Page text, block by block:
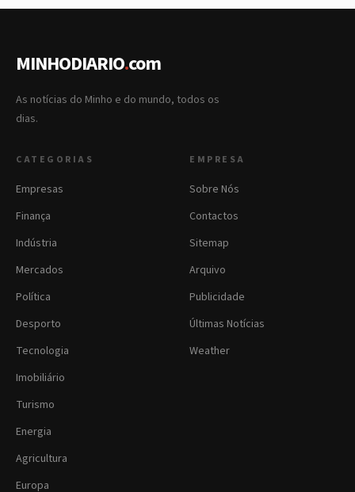
MINHODIARIO.com
As notícias do Minho e do mundo, todos os
dias.
CATEGORIAS
Empresas
Finança
Indústria
Mercados
Política
Desporto
Tecnologia
Imobiliário
Turismo
Energia
Agricultura
Europa
EMPRESA
Sobre Nós
Contactos
Sitemap
Arquivo
Publicidade
Últimas Notícias
Weather